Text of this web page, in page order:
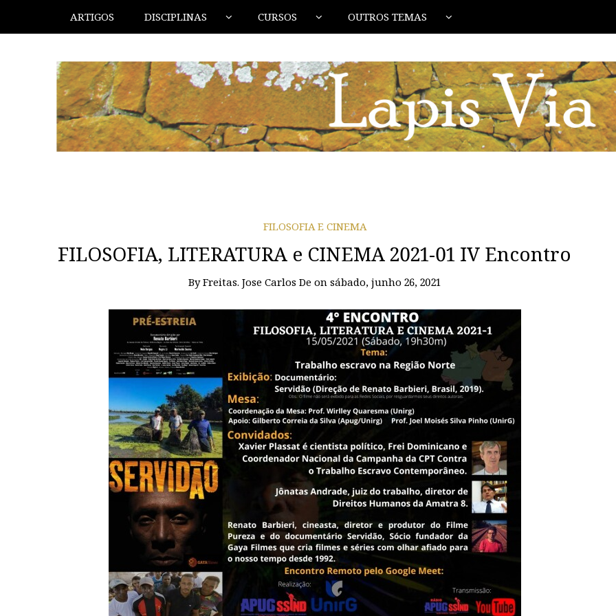
ARTIGOS DISCIPLINAS CURSOS OUTROS TEMAS
FILOSOFIA E CINEMA
FILOSOFIA, LITERATURA e CINEMA 2021-01 IV Encontro
ByFreitas. Jose Carlos De onsábado, junho 26, 2021